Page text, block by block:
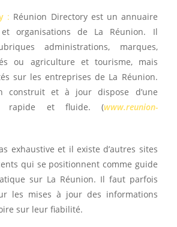
: Réunion Directory est un annuaire
organisations de La Réunion. Il
administrations, marques,
ou agriculture et tourisme, mais
sur les entreprises de La Réunion.
construit et à jour dispose d’une
rapide et fluide. (www.reunion-
exhaustive et il existe d’autres sites
qui se positionnent comme guide
sur La Réunion. Il faut parfois
les mises à jour des informations
sur leur fiabilité.